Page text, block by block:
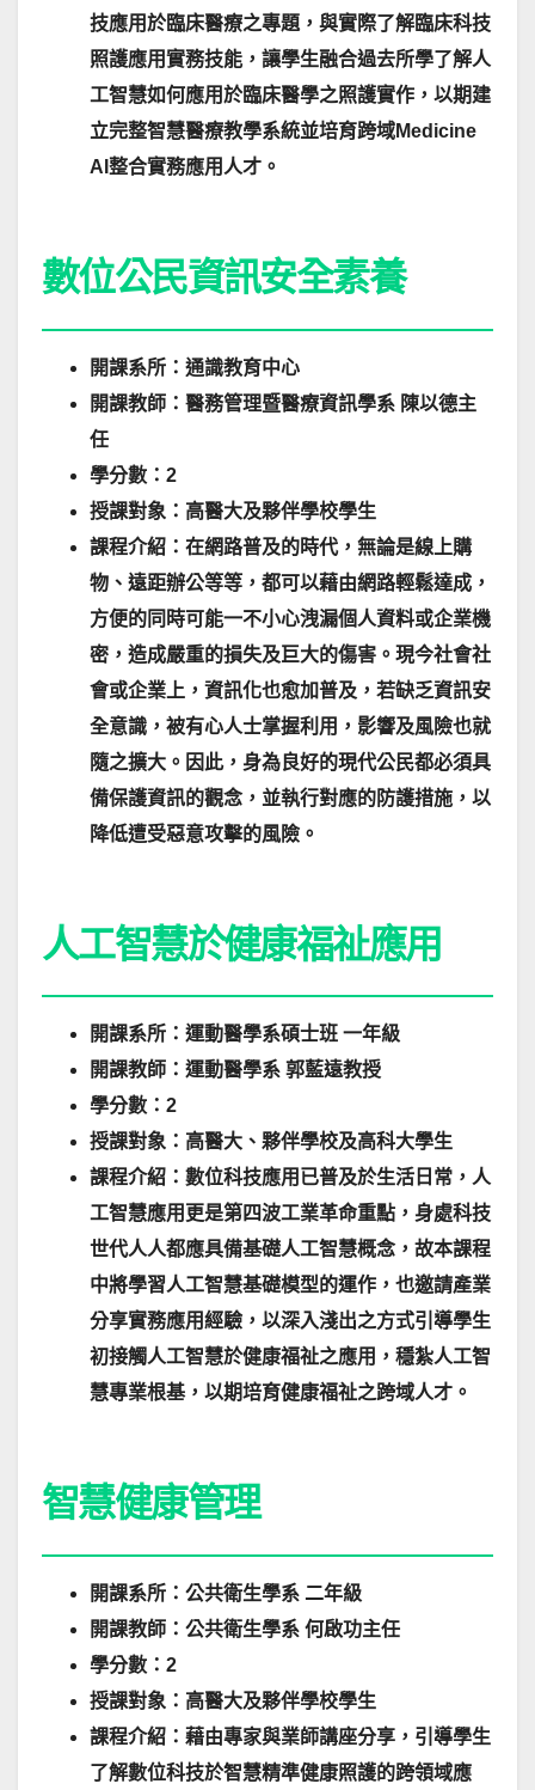
技應用於臨床醫療之專題，與實際了解臨床科技
照護應用實務技能，讓學生融合過去所學了解人
工智慧如何應用於臨床醫學之照護實作，以期建
立完整智慧醫療教學系統並培育跨域Medicine
AI整合實務應用人才。
數位公民資訊安全素養
開課系所：通識教育中心
開課教師：醫務管理暨醫療資訊學系 陳以德主
任
學分數：2
授課對象：高醫大及夥伴學校學生
課程介紹：在網路普及的時代，無論是線上購
物、遠距辦公等等，都可以藉由網路輕鬆達成，
方便的同時可能一不小心洩漏個人資料或企業機
密，造成嚴重的損失及巨大的傷害。現今社會社
會或企業上，資訊化也愈加普及，若缺乏資訊安
全意識，被有心人士掌握利用，影響及風險也就
隨之擴大。因此，身為良好的現代公民都必須具
備保護資訊的觀念，並執行對應的防護措施，以
降低遭受惡意攻擊的風險。
人工智慧於健康福祉應用
開課系所：運動醫學系碩士班 一年級
開課教師：運動醫學系 郭藍遠教授
學分數：2
授課對象：高醫大、夥伴學校及高科大學生
課程介紹：數位科技應用已普及於生活日常，人
工智慧應用更是第四波工業革命重點，身處科技
世代人人都應具備基礎人工智慧概念，故本課程
中將學習人工智慧基礎模型的運作，也邀請產業
分享實務應用經驗，以深入淺出之方式引導學生
初接觸人工智慧於健康福祉之應用，穩紮人工智
慧專業根基，以期培育健康福祉之跨域人才。
智慧健康管理
開課系所：公共衛生學系 二年級
開課教師：公共衛生學系 何啟功主任
學分數：2
授課對象：高醫大及夥伴學校學生
課程介紹：藉由專家與業師講座分享，引導學生
了解數位科技於智慧精準健康照護的跨領域應